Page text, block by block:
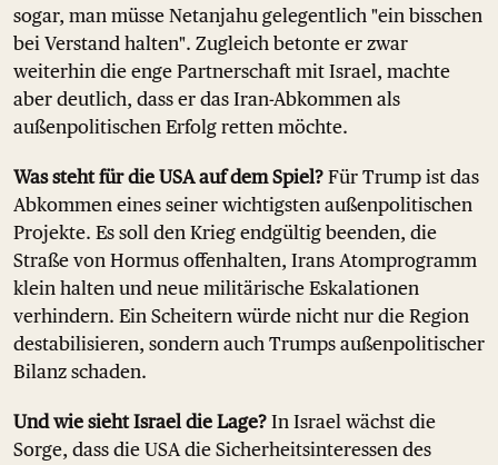
sogar, man müsse Netanjahu gelegentlich "ein bisschen
bei Verstand halten". Zugleich betonte er zwar
weiterhin die enge Partnerschaft mit Israel, machte
aber deutlich, dass er das Iran-Abkommen als
außenpolitischen Erfolg retten möchte.
Was steht für die USA auf dem Spiel? Für Trump ist das
Abkommen eines seiner wichtigsten außenpolitischen
Projekte. Es soll den Krieg endgültig beenden, die
Straße von Hormus offenhalten, Irans Atomprogramm
klein halten und neue militärische Eskalationen
verhindern. Ein Scheitern würde nicht nur die Region
destabilisieren, sondern auch Trumps außenpolitischer
Bilanz schaden.
Und wie sieht Israel die Lage? In Israel wächst die
Sorge, dass die USA die Sicherheitsinteressen des